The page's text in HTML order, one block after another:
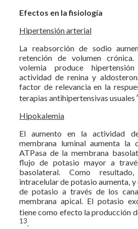
Efectos en la fisiología
Hipertensión arterial
La reabsorción de sodio
retención de volumen
volemia produce
actividad de renina y
factor de relevancia en la
terapias antihipertensivas usuales
Hipokalemia
El aumento en la actividad
membrana luminal aumenta
ATPasa de la membrana
flujo de potasio mayor a
basolateral. Como
intracelular de potasio aumenta,
de potasio a través de los
membrana apical. El potasio
tiene como efecto la producción
13.